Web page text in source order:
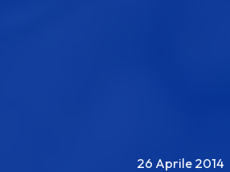
26 Aprile 2014